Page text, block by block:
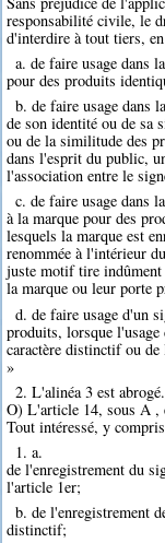
responsabilité civile, le
d'interdire à tout tiers,
a. de faire usage dans
pour des produits
b. de faire usage dans
de son identité ou de sa
ou de la similitude des
dans l'esprit du public,
l'association entre le
c. de faire usage dans
à la marque pour des
lesquels la marque est
renommée à l'intérieur
juste motif tire
la marque ou leur porte
d. de faire usage d'un
produits, lorsque
caractère distinctif ou
»
2. L'alinéa 3 est abrogé.
O) L'article 14, sous A ,
Tout intéressé, y
1. a.
de l'enregistrement du
l'article 1er;
b. de l'enregistrement
distinctif;